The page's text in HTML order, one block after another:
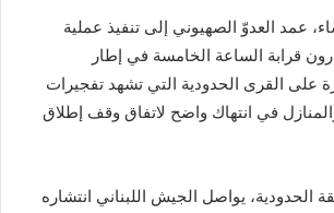
عمد العدوّ الصهيوني إلى تنفيذ عملية
قرابة الساعة الخامسة في إطار
على القرى الحدودية التي تشهد تفجيرات
في انتهاك واضح لاتفاق وقف إطلاق
الحدودية، يواصل الجيش اللبناني انتشاره